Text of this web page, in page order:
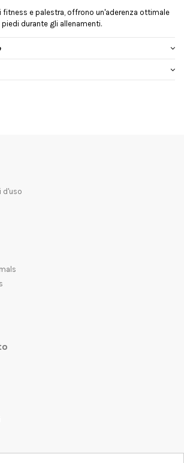
fitness e palestra, offrono un'aderenza ottimale
durante gli allenamenti.
d'uso